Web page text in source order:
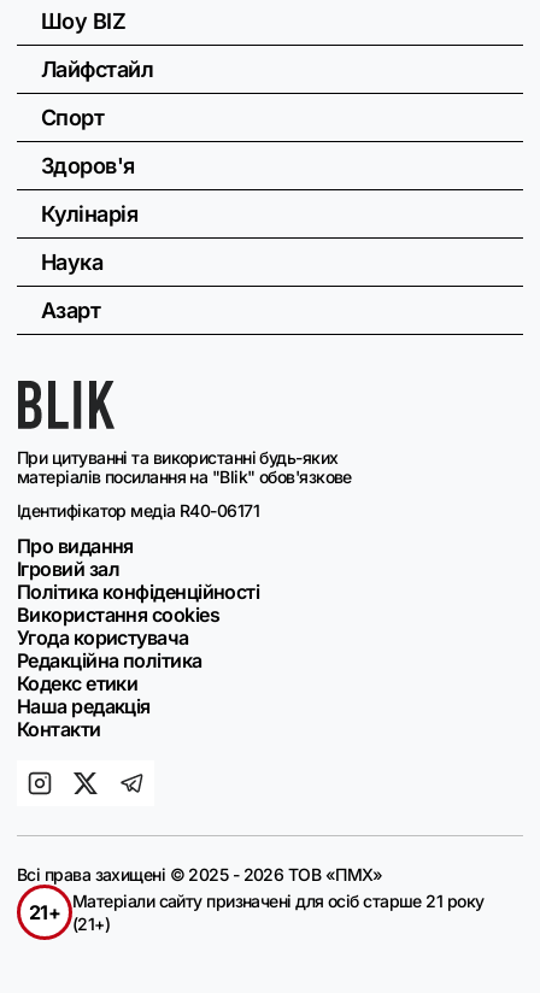
При цитуванні та використанні будь-яких
матеріалів посилання на "Blik" обов'язкове
Ідентифікатор медіа R40-06171
Про видання
Ігровий зал
Політика конфіденційності
Використання cookies
Угода користувача
Редакційна політика
Кодекс етики
Наша редакція
Контакти
Шоу BIZ
Лайфстайл
Спорт
Здоров'я
Кулінарія
Наука
Азарт
Всі права захищені © 2025 - 2026 ТОВ «ПМХ»
21+
Матеріали сайту призначені для осіб старше 21 року
(21+)